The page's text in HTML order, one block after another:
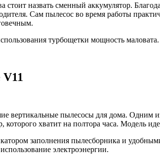
стоит назвать сменный аккумулятор.
Сам пылесос во время работы
турбощетки мощность маловата.
вертикальные пылесосы для дома. Одним
которого хватит на полтора часа. Модель
заполнения пылесборника и
электроэнергии.